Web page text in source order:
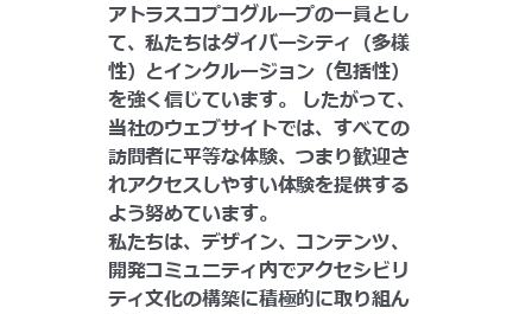
アトラスコプコグループの一員とし
て、私たちはダイバーシティ（多様
性）とインクルージョン（包括性）
を強く信じています。 したがって、
当社のウェブサイトでは、すべての
訪問者に平等な体験、つまり歓迎さ
れアクセスしやすい体験を提供する
よう努めています。
私たちは、デザイン、コンテンツ、
開発コミュニティ内でアクセシビリ
ティ文化の構築に積極的に取り組ん